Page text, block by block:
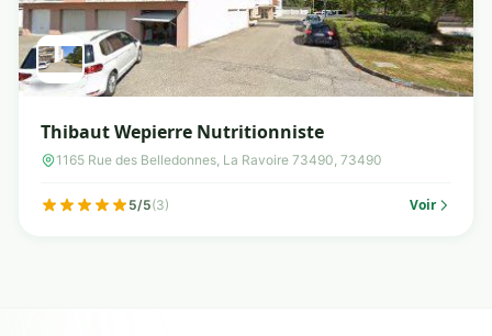
Thibaut Wepierre Nutritionniste
1165 Rue des Belledonnes, La Ravoire 73490, 73490
5/5(3) Voir